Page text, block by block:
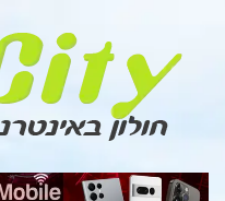
content
Hcity – חולון באינטרנט
פורטל החדשות והמידע של חולון